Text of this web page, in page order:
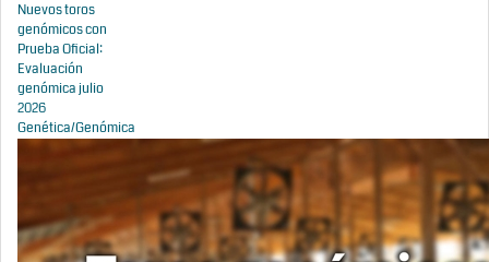
Nuevos toros
genómicos con
Prueba Oficial:
Evaluación
genómica julio
2026
Genética/Genómica